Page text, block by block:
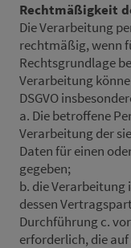
Rechtmäßigkeit
Die Verarbeitung
rechtmäßig, wenn
Rechtsgrundlage
Verarbeitung
DSGVO
a. Die betroffene
Verarbeitung der
Daten für einen
gegeben;
b. die Verarbeitung
dessen
Durchführung c.
erforderlich, die